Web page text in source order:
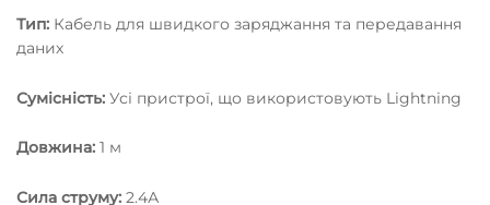
Тип: Кабель для швидкого заряджання та передавання
даних
Сумісність: Усі пристрої, що використовують Lightning
Довжина: 1 м
Сила струму: 2.4А